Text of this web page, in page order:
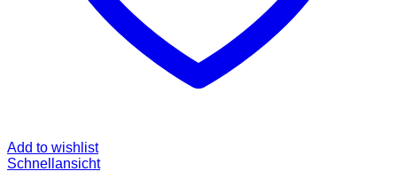
Add to wishlist
Schnellansicht